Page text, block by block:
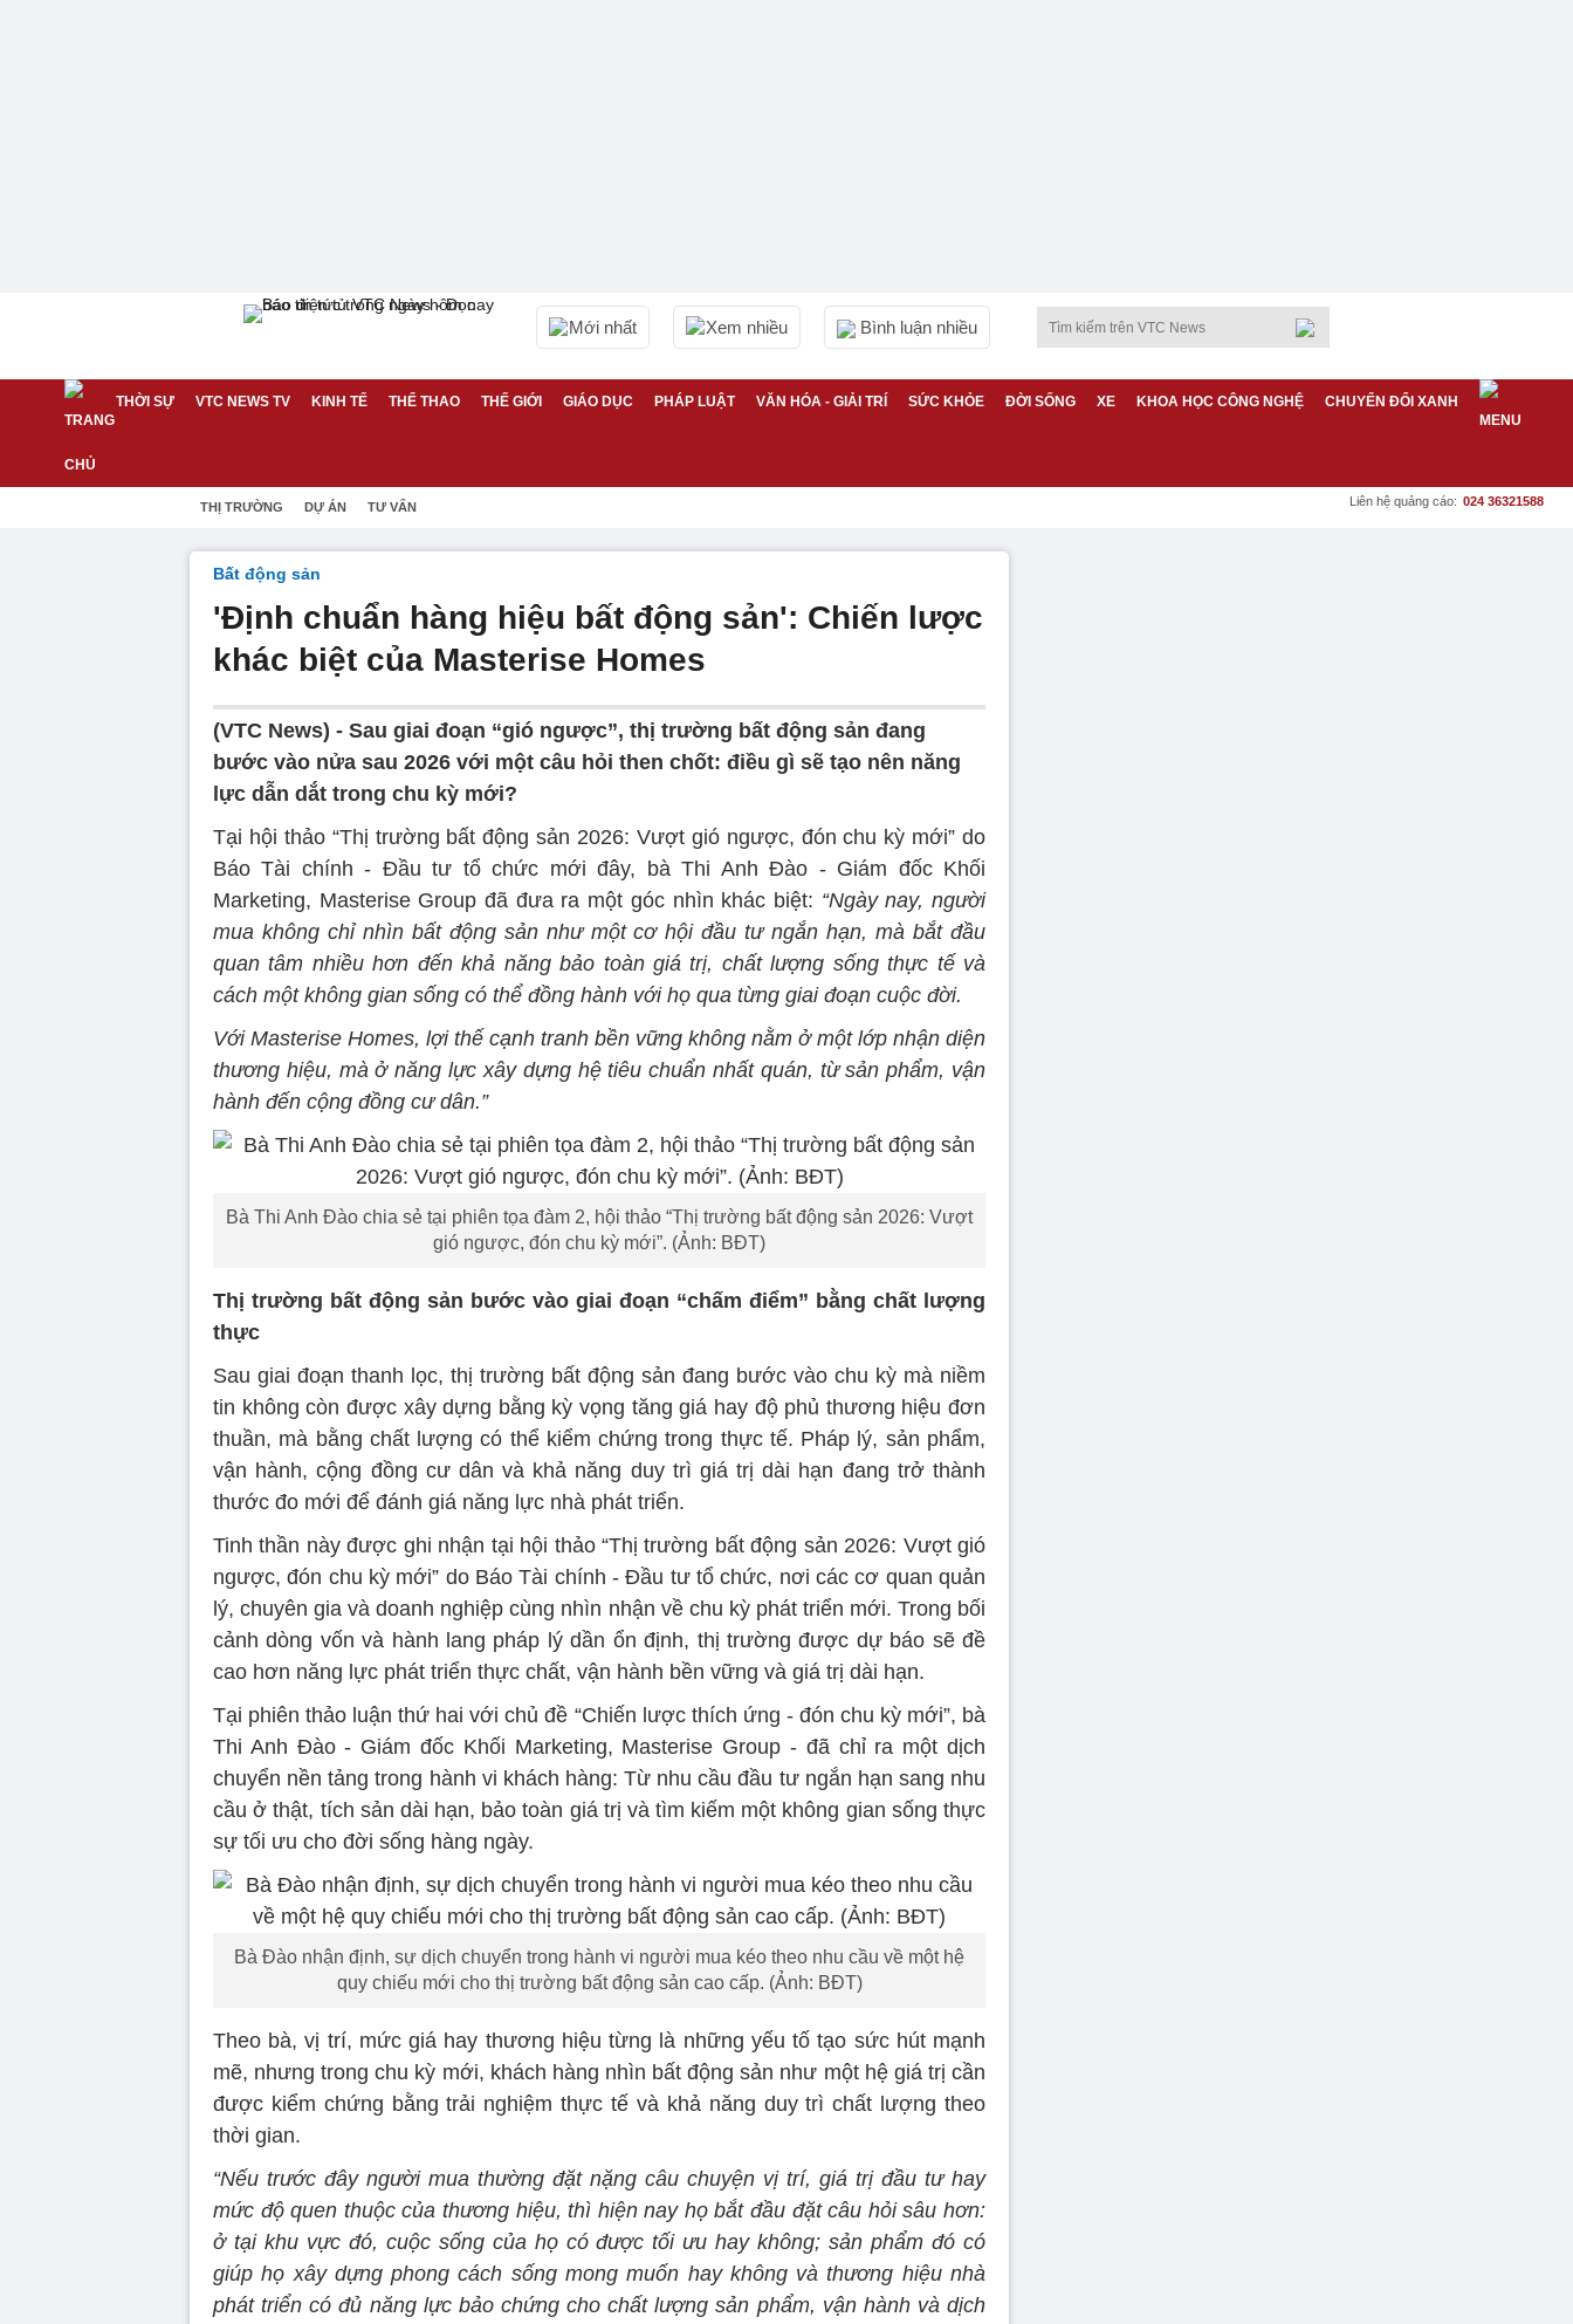
Mới nhất Xem nhiều Bình luận nhiều
THỜI SỰ VTC NEWS TV KINH TẾ THỂ THAO THẾ GIỚI GIÁO DỤC PHÁP LUẬT VĂN HÓA - GIẢI TRÍ SỨC KHỎE ĐỜI SỐNG XE KHOA HỌC CÔNG NGHỆ CHUYỂN ĐỔI XANH
THỊ TRƯỜNG DỰ ÁN TƯ VẤN Liên hệ quảng cáo: 024 36321588
Bất động sản
'Định chuẩn hàng hiệu bất động sản': Chiến lược
khác biệt của Masterise Homes
(VTC News) - Sau giai đoạn “gió ngược”, thị trường bất động sản đang
bước vào nửa sau 2026 với một câu hỏi then chốt: điều gì sẽ tạo nên năng
lực dẫn dắt trong chu kỳ mới?
Tại hội thảo “Thị trường bất động sản 2026: Vượt gió ngược, đón chu kỳ mới” do
Báo Tài chính - Đầu tư tổ chức mới đây, bà Thi Anh Đào - Giám đốc Khối
Marketing, Masterise Group đã đưa ra một góc nhìn khác biệt: “Ngày nay, người
mua không chỉ nhìn bất động sản như một cơ hội đầu tư ngắn hạn, mà bắt đầu
quan tâm nhiều hơn đến khả năng bảo toàn giá trị, chất lượng sống thực tế và
cách một không gian sống có thể đồng hành với họ qua từng giai đoạn cuộc đời.
Với Masterise Homes, lợi thế cạnh tranh bền vững không nằm ở một lớp nhận diện
thương hiệu, mà ở năng lực xây dựng hệ tiêu chuẩn nhất quán, từ sản phẩm, vận
hành đến cộng đồng cư dân.”
Bà Thi Anh Đào chia sẻ tại phiên tọa đàm 2, hội thảo “Thị trường bất động sản 2026: Vượt
gió ngược, đón chu kỳ mới”. (Ảnh: BĐT)
Thị trường bất động sản bước vào giai đoạn “chấm điểm” bằng chất lượng
thực
Sau giai đoạn thanh lọc, thị trường bất động sản đang bước vào chu kỳ mà niềm
tin không còn được xây dựng bằng kỳ vọng tăng giá hay độ phủ thương hiệu đơn
thuần, mà bằng chất lượng có thể kiểm chứng trong thực tế. Pháp lý, sản phẩm,
vận hành, cộng đồng cư dân và khả năng duy trì giá trị dài hạn đang trở thành
thước đo mới để đánh giá năng lực nhà phát triển.
Tinh thần này được ghi nhận tại hội thảo “Thị trường bất động sản 2026: Vượt gió
ngược, đón chu kỳ mới” do Báo Tài chính - Đầu tư tổ chức, nơi các cơ quan quản
lý, chuyên gia và doanh nghiệp cùng nhìn nhận về chu kỳ phát triển mới. Trong bối
cảnh dòng vốn và hành lang pháp lý dần ổn định, thị trường được dự báo sẽ đề
cao hơn năng lực phát triển thực chất, vận hành bền vững và giá trị dài hạn.
Tại phiên thảo luận thứ hai với chủ đề “Chiến lược thích ứng - đón chu kỳ mới”, bà
Thi Anh Đào - Giám đốc Khối Marketing, Masterise Group - đã chỉ ra một dịch
chuyển nền tảng trong hành vi khách hàng: Từ nhu cầu đầu tư ngắn hạn sang nhu
cầu ở thật, tích sản dài hạn, bảo toàn giá trị và tìm kiếm một không gian sống thực
sự tối ưu cho đời sống hàng ngày.
Bà Đào nhận định, sự dịch chuyển trong hành vi người mua kéo theo nhu cầu về một hệ
quy chiếu mới cho thị trường bất động sản cao cấp. (Ảnh: BĐT)
Theo bà, vị trí, mức giá hay thương hiệu từng là những yếu tố tạo sức hút mạnh
mẽ, nhưng trong chu kỳ mới, khách hàng nhìn bất động sản như một hệ giá trị cần
được kiểm chứng bằng trải nghiệm thực tế và khả năng duy trì chất lượng theo
thời gian.
“Nếu trước đây người mua thường đặt nặng câu chuyện vị trí, giá trị đầu tư hay
mức độ quen thuộc của thương hiệu, thì hiện nay họ bắt đầu đặt câu hỏi sâu hơn:
ở tại khu vực đó, cuộc sống của họ có được tối ưu hay không; sản phẩm đó có
giúp họ xây dựng phong cách sống mong muốn hay không và thương hiệu nhà
phát triển có đủ năng lực bảo chứng cho chất lượng sản phẩm, vận hành và dịch